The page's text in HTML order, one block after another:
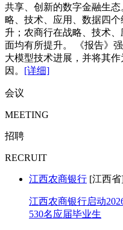
共享、创新的数字金融生
略、技术、应用、数据四
升；农商行在战略、技术
面均有所提升。 《报告》
大模型技术进展，并将其
因。 [详细]
会议
MEETING
招聘
RECRUIT
江西农商银行 [江西
江西农商银行启动
530名应届毕业生